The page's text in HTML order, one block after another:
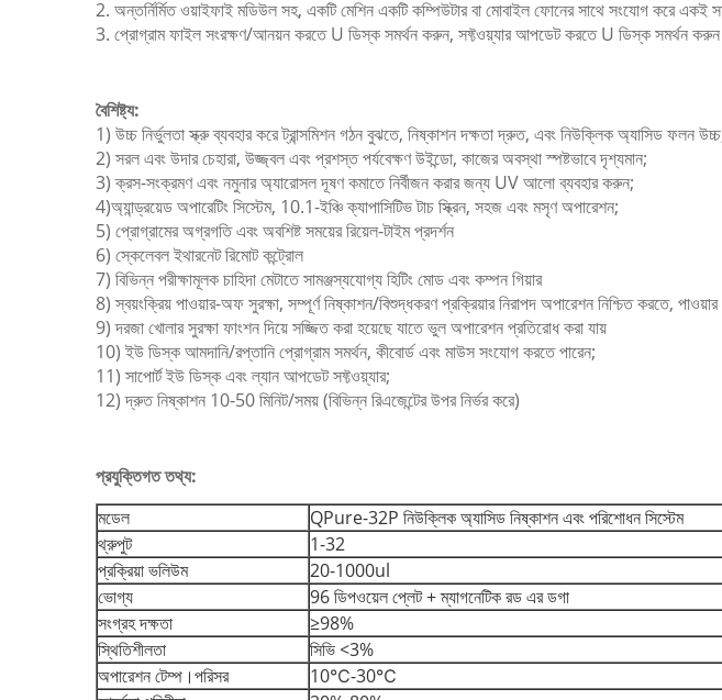
2. অন্তর্নির্মিত ওয়াইফাই মডিউল সহ, একটি মেশিন একটি কম্পিউটার বা মোবাইল ফোনের সাথে সংযোগ করে একই
3. প্রোগ্রাম ফাইল সংরক্ষণ/আনয়ন করতে U ডিস্ক সমর্থন করুন, সফ্টওয়্যার আপডেট করতে U ডিস্ক সমর্থন
বৈশিষ্ট্য:
1) উচ্চ নির্ভুলতা স্ক্রু ব্যবহার করে ট্রান্সমিশন গঠন বুঝতে, নিষ্কাশন দক্ষতা দ্রুত, এবং নিউক্লিক অ্যাসিড ফলন
2) সরল এবং উদার চেহারা, উজ্জ্বল এবং প্রশস্ত পর্যবেক্ষণ উইন্ডো, কাজের অবস্থা স্পষ্টভাবে দৃশ্যমান;
3) ক্রস-সংক্রমণ এবং নমুনার অ্যারোসল দূষণ কমাতে নির্বীজন করার জন্য UV আলো ব্যবহার করুন;
4)অ্যান্ড্রয়েড অপারেটিং সিস্টেম, 10.1-ইঞ্চি ক্যাপাসিটিভ টাচ স্ক্রিন, সহজ এবং মসৃণ অপারেশন;
5) প্রোগ্রামের অগ্রগতি এবং অবশিষ্ট সময়ের রিয়েল-টাইম প্রদর্শন
6) স্কেলেবল ইথারনেট রিমোট কন্ট্রোল
7) বিভিন্ন পরীক্ষামূলক চাহিদা মেটাতে সামঞ্জস্যযোগ্য হিটিং মোড এবং কম্পন গিয়ার
8) স্বয়ংক্রিয় পাওয়ার-অফ সুরক্ষা, সম্পূর্ণ নিষ্কাশন/বিশুদ্ধকরণ প্রক্রিয়ার নিরাপদ অপারেশন নিশ্চিত করতে,
9) দরজা খোলার সুরক্ষা ফাংশন দিয়ে সজ্জিত করা হয়েছে যাতে ভুল অপারেশন প্রতিরোধ করা যায়
10) ইউ ডিস্ক আমদানি/রপ্তানি প্রোগ্রাম সমর্থন, কীবোর্ড এবং মাউস সংযোগ করতে পারেন;
11) সাপোর্ট ইউ ডিস্ক এবং ল্যান আপডেট সফ্টওয়্যার;
12) দ্রুত নিষ্কাশন 10-50 মিনিট/সময় (বিভিন্ন রিএজেন্টের উপর নির্ভর করে)
প্রযুক্তিগত তথ্য:
মডেল
QPure-32P নিউক্লিক অ্যাসিড নিষ্কাশন এবং পরিশোধন সিস্টেম
থ্রুপুট
1-32
প্রক্রিয়া ভলিউম
20-1000ul
ভোগ্য
96 ডিপওয়েল প্লেট + ম্যাগনেটিক রড এর ডগা
সংগ্রহ দক্ষতা
≥98%
স্থিতিশীলতা
সিভি <3%
অপারেশন টেম্প।পরিসর
10℃-30℃